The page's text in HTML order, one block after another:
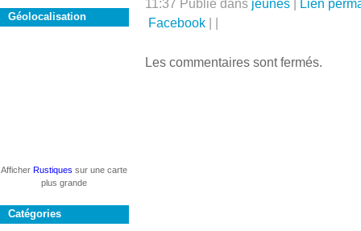
Géolocalisation
AfficherRustiques sur une carte
plus grande
Catégories
11:37 Publié dans jeunes | Lien
Facebook | |
Les commentaires sont fermés.